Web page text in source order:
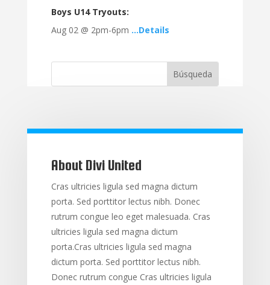
Boys U14 Tryouts:
Aug 02 @ 2pm-6pm …Details
About Divi United
Cras ultricies ligula sed magna dictum
porta. Sed porttitor lectus nibh. Donec
rutrum congue leo eget malesuada. Cras
ultricies ligula sed magna dictum
porta.Cras ultricies ligula sed magna
dictum porta. Sed porttitor lectus nibh.
Donec rutrum congue Cras ultricies ligula